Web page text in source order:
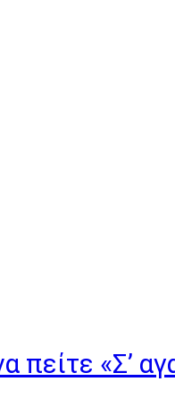
πείτε «Σ’